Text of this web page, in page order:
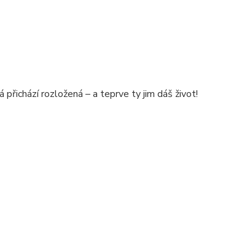
rozložená – a teprve ty jim dáš život!